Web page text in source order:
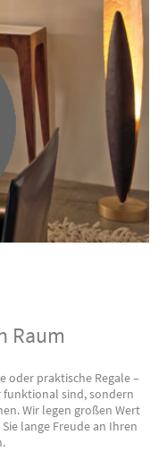
Raum
oder praktische Regale –
funktional sind, sondern
Wir legen großen Wert
lange Freude an Ihren